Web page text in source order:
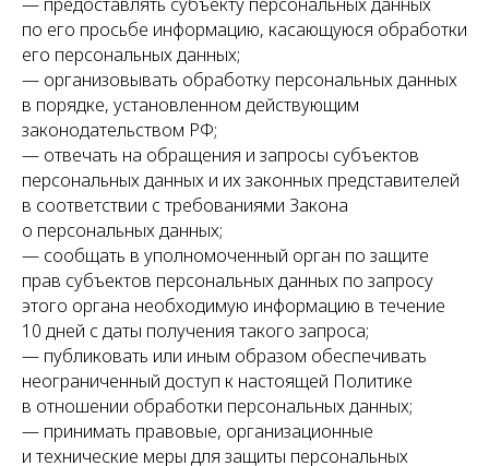
по его просьбе информацию, касающуюся обработки
его персональных данных;
— организовывать обработку персональных данных
в порядке, установленном действующим
законодательством РФ;
— отвечать на обращения и запросы субъектов
персональных данных и их законных представителей
в соответствии с требованиями Закона
о персональных данных;
— сообщать в уполномоченный орган по защите
прав субъектов персональных данных по запросу
этого органа необходимую информацию в течение
10 дней с даты получения такого запроса;
— публиковать или иным образом обеспечивать
неограниченный доступ к настоящей Политике
в отношении обработки персональных данных;
— принимать правовые, организационные
и технические меры для защиты персональных